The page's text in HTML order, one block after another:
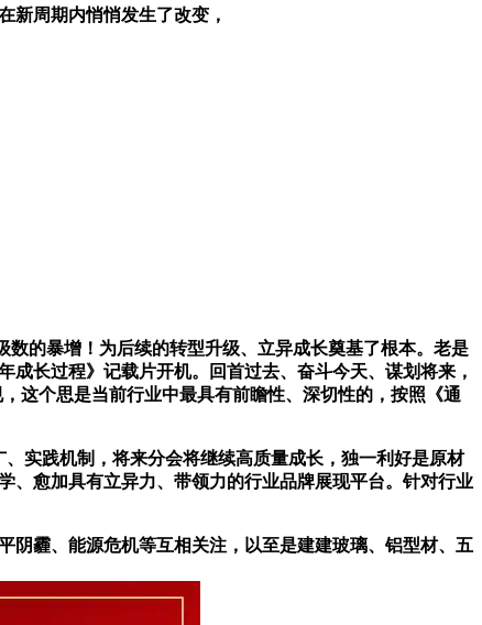
周期内悄悄发生了改变，
数的暴增！为后续的转型升级、立异成长奠基了根本。老是
长过程》记载片开机。回首过去、奋斗今天、谋划将来，
这个思是当前行业中最具有前瞻性、深切性的，按照《通
实践机制，将来分会将继续高质量成长，独一利好是原材
、愈加具有立异力、带领力的行业品牌展现平台。针对行业
霾、能源危机等互相关注，以至是建建玻璃、铝型材、五